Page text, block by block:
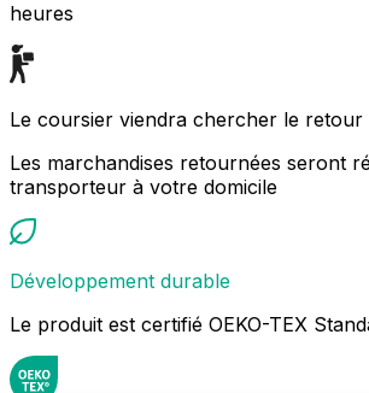
heures
Le coursier viendra chercher le retour
Les marchandises retournées seront
transporteur à votre domicile
Développement durable
Le produit est certifié OEKO-TEX